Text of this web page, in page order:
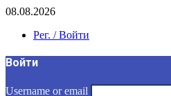
08.08.2026
Рег. / Войти
Войти
Username or email